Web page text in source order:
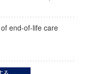
of end-of-life care